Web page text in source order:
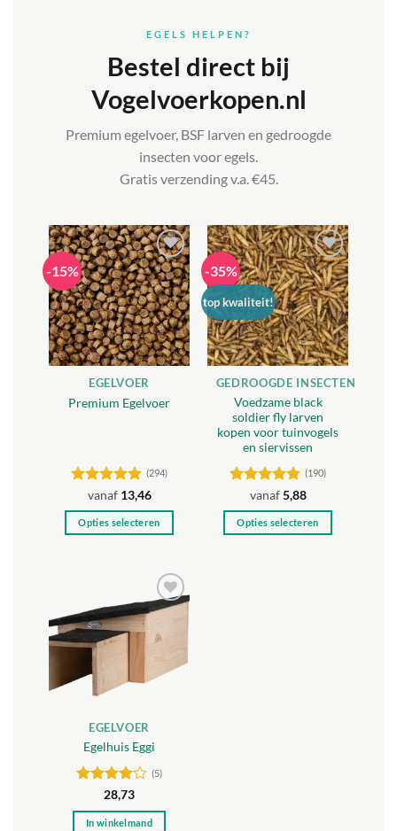
EGELS HELPEN?
Bestel direct bij
Vogelvoerkopen.nl
Premium egelvoer, BSF larven en gedroogde
insecten voor egels.
Gratis verzending v.a. €45.
-15%
Toevoegen
aan
verlanglijst
EGELVOER
Premium Egelvoer
Gewaardeerd
4.85uit 5
(294)
vanaf 13,46
Opties selecteren
meerdere
variaties.
Deze
gekozen
op
de
productpagina
-35%
top kwaliteit!
Toevoegen
aan
verlanglijst
GEDROOGDE INSECTEN
Voedzame black
soldier fly larven
kopen voor tuinvogels
en siervissen
Gewaardeerd
4.84uit 5
(190)
vanaf5,88
Opties selecteren
Toevoegen
aan
verlanglijst
EGELVOER
Egelhuis Eggi
Gewaardeerd
4uit 5
(5)
28,73
In winkelmand